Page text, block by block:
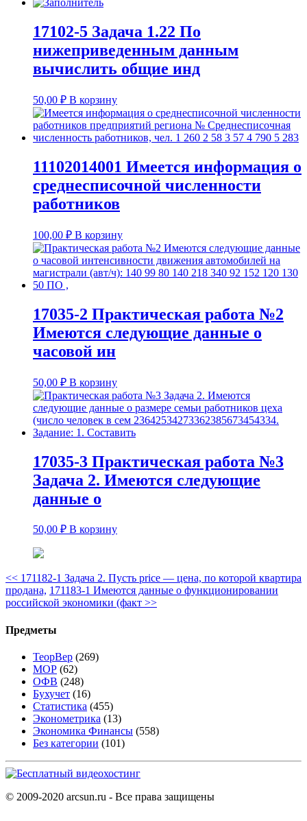
17102-5 Задача 1.22 По
нижеприведенным данным
вычислить общие инд
50,00 ₽ В корзину
11102014001 Имеется информация о
среднесписочной численности
работников
100,00 ₽ В корзину
17035-2 Практическая работа №2
Имеются следующие данные о
часовой ин
50,00 ₽ В корзину
17035-3 Практическая работа №3
Задача 2. Имеются следующие
данные о
50,00 ₽ В корзину
<< 171182-1 Задача 2. Пусть price — цена, по которой квартира
продана, 171183-1 Имеются данные о функционировании
российской экономики (факт >>
Предметы
ТеорВер (269)
МОР (62)
ОФВ (248)
Бухучет (16)
Статистика (455)
Эконометрика (13)
Экономика Финансы (558)
Без категории (101)
© 2009-2020 arcsun.ru - Все права защищены